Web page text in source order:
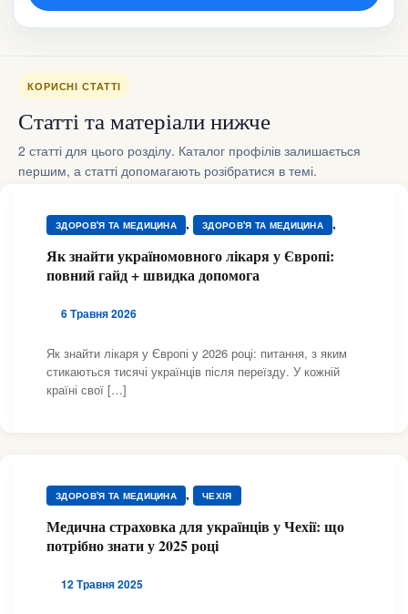
КОРИСНІ СТАТТІ
Статті та матеріали нижче
2 статті для цього розділу. Каталог профілів залишається
першим, а статті допомагають розібратися в темі.
ЗДОРОВ'Я ТА МЕДИЦИНА , ЗДОРОВ'Я ТА МЕДИЦИНА ,
ЗДОРОВ'Я ТА МЕДИЦИНА , ЗДОРОВ'Я ТА МЕДИЦИНА ,
,
ЗДОРОВ'Я ТА МЕДИЦИНА
ЗДОРОВ'Я ТА МЕДИЦИНА , ЗДОРОВ'Я ТА МЕДИЦИНА ,
ЗДОРОВ'Я ТА МЕДИЦИНА , ЗДОРОВ'Я ТА МЕДИЦИНА ,
ЗДОРОВ'Я ТА МЕДИЦИНА
Як знайти україномовного лікаря у Європі:
повний гайд + швидка допомога
6 Травня 2026
Як знайти лікаря у Європі у 2026 році: питання, з яким
стикаються тисячі українців після переїзду. У кожній
країні свої […]
ЗДОРОВ'Я ТА МЕДИЦИНА , ЧЕХІЯ
Медична страховка для українців у Чехії: що
потрібно знати у 2025 році
12 Травня 2025